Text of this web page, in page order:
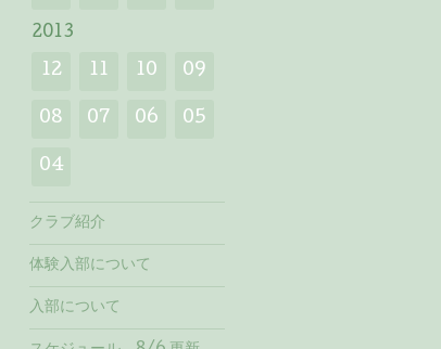
2013
12 11 10 09
08 07 06 05
04
クラブ紹介
体験入部について
入部について